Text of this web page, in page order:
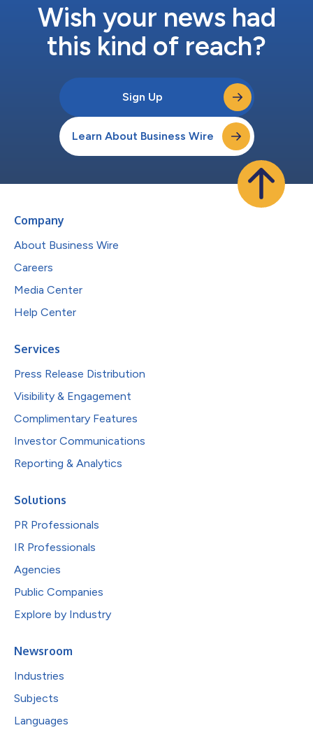
Wish your news had
this kind of reach?
Sign Up
Learn About Business Wire
Company
About Business Wire
Careers
Media Center
Help Center
Services
Press Release Distribution
Visibility & Engagement
Complimentary Features
Investor Communications
Reporting & Analytics
Solutions
PR Professionals
IR Professionals
Agencies
Public Companies
Explore by Industry
Newsroom
Industries
Subjects
Languages